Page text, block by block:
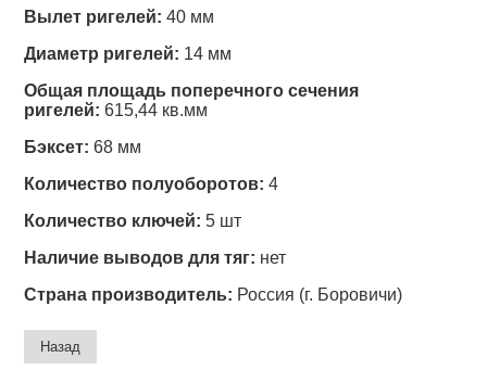
Вылет ригелей: 40 мм
Диаметр ригелей: 14 мм
Общая площадь поперечного сечения
ригелей: 615,44 кв.мм
Бэксет: 68 мм
Количество полуоборотов: 4
Количество ключей: 5 шт
Наличие выводов для тяг: нет
Страна производитель: Россия (г. Боровичи)